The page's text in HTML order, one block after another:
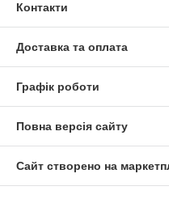
Контакти
Доставка та оплата
Графік роботи
Повна версія сайту
Сайт створено на